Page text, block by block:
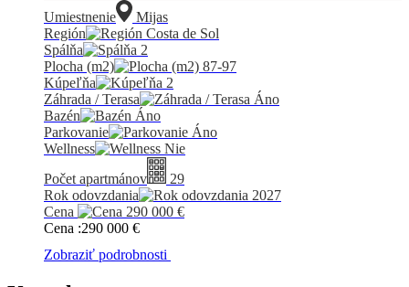
Umiestnenie
Mijas
Región
Costa de Sol
Spálňa
2
Plocha (m2)
87-97
Kúpeľňa
2
Záhrada / Terasa
Áno
Bazén
Áno
Parkovanie
Áno
Wellness
Nie
Počet apartmánov
29
Rok odovzdania
2027
Cena
290 000 €
Cena :290 000 €
Zobraziť podrobnosti